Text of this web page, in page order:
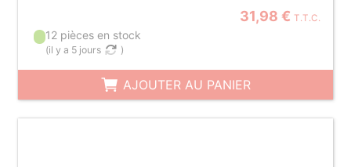
31,98 € T.T.C.
12 pièces en stock
(il y a 5 jours )
AJOUTER AU PANIER